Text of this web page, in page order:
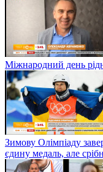
Міжнародний день
Зимову Олімпіаду
єдину медаль, але